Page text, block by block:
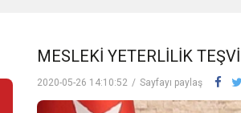
MESLEKI YETERLILIK
2020-05-26 14:10:52 / Sayfayı paylaş